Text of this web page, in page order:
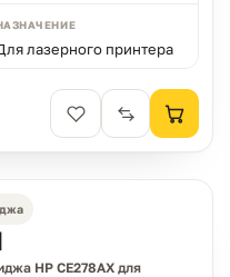
лазерного принтера
HP CE278AX для